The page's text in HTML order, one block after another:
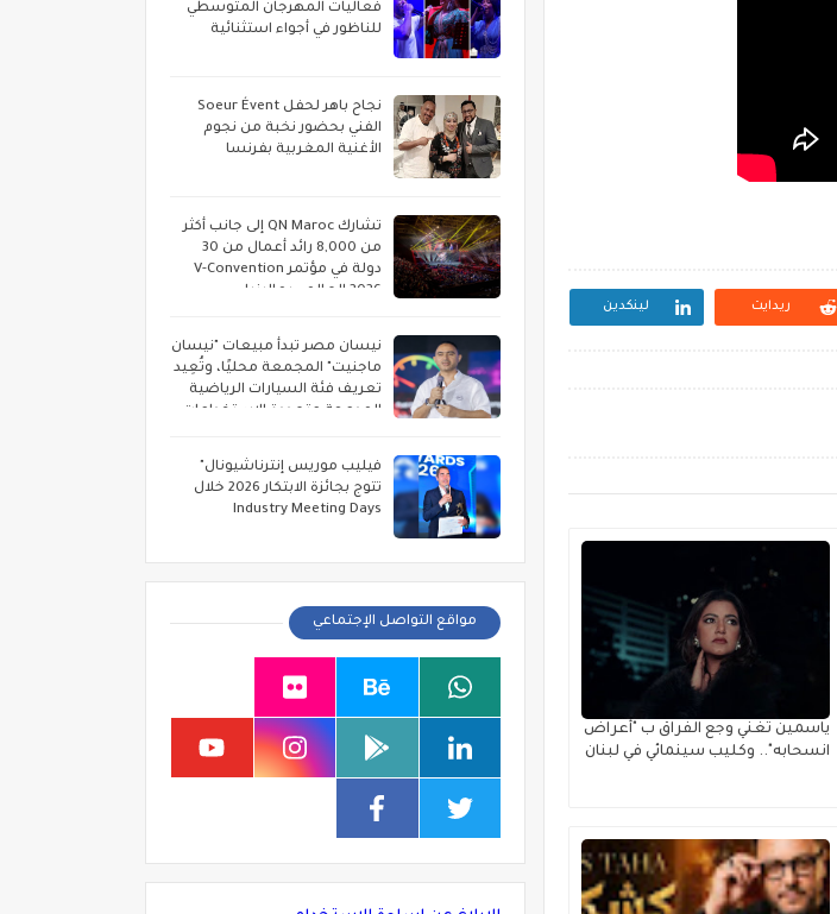
ريدايت لينكدين
ياسمين تغني وجع الفراق ب "أعراض
انسحابه".. وكليب سينمائي في لبنان
فعاليات المهرجان المتوسطي
للناظور في أجواء استثنائية
نجاح باهر لحفل Soeur Évent
الفني بحضور نخبة من نجوم
الأغنية المغربية بفرنسا
تشارك QN Maroc إلى جانب أكثر
من 8,000 رائد أعمال من 30
دولة في مؤتمر V-Convention
2026 العالمي بماليزيا
نيسان مصر تبدأ مبيعات "نيسان
ماجنيت" المجمعة محليًا، وتُعِيد
تعريف فئة السيارات الرياضية
المدمجة متعددة الاستخدامات
فيليب موريس إنترناشيونال"
تتوج بجائزة الابتكار 2026 خلال
Industry Meeting Days
مواقع التواصل الإجتماعي